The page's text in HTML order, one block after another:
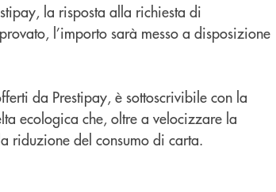
la risposta alla richiesta di
l’importo sarà messo a disposizione
da Prestipay, è sottoscrivibile con la
ecologica che, oltre a velocizzare la
riduzione del consumo di carta.